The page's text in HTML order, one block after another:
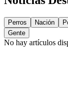
Perros Nación
Gente
No hay artículos